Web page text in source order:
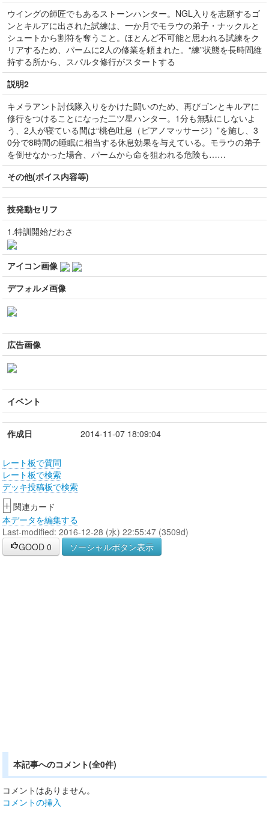
ウイングの師匠でもあるストーンハンター。NGL入りを志願するゴ
ンとキルアに出された試練は、一か月でモラウの弟子・ナックルと
シュートから割符を奪うこと。ほとんど不可能と思われる試練をク
リアするため、パームに2人の修業を頼まれた。“練”状態を長時間維
持する所から、スパルタ修行がスタートする
説明2
キメラアント討伐隊入りをかけた闘いのため、再びゴンとキルアに
修行をつけることになった二ツ星ハンター。1分も無駄にしないよ
う、2人が寝ている間は“桃色吐息（ピアノマッサージ）”を施し、3
0分で8時間の睡眠に相当する休息効果を与えている。モラウの弟子
を倒せなかった場合、パームから命を狙われる危険も……
その他(ボイス内容等)
技発動セリフ
1.特訓開始だわさ
アイコン画像
デフォルメ画像
広告画像
イベント
作成日 2014-11-07 18:09:04
レート板で質問
レート板で検索
デッキ投稿板で検索
+ 関連カード
本データを編集する
Last-modified: 2016-12-28 (水) 22:55:47 (3509d)
GOOD 0 ソーシャルボタン表示
本記事へのコメント(全0件)
コメントはありません。
コメントの挿入